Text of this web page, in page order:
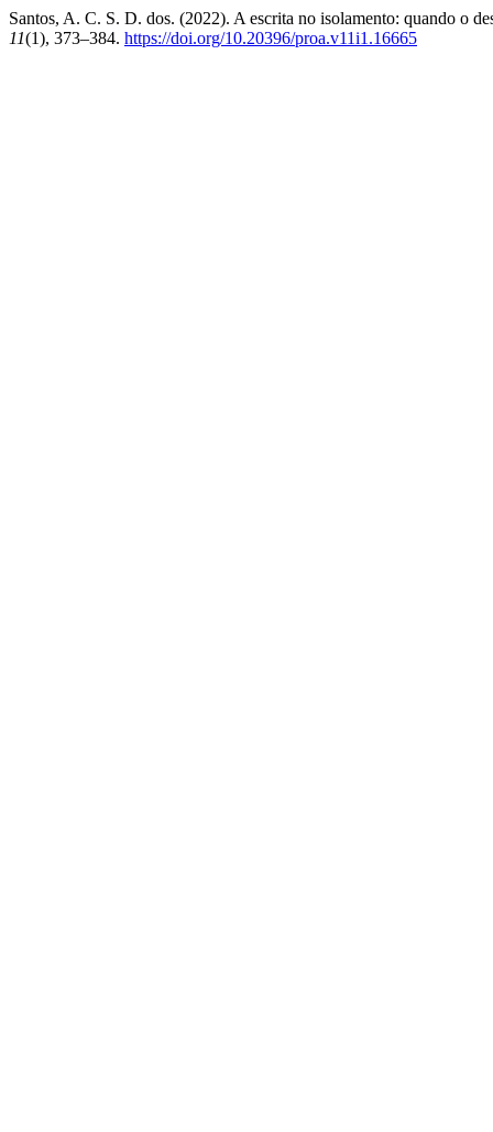
Santos, A. C. S. D. dos. (2022). A escrita no isolamento: quando o
11(1), 373–384. https://doi.org/10.20396/proa.v11i1.16665